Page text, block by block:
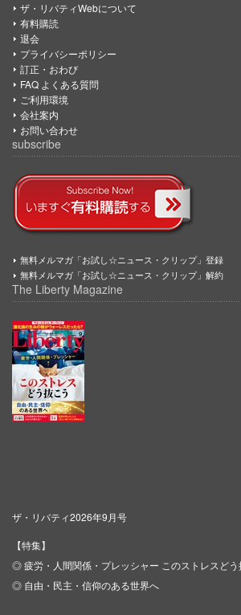
ザ・リバティWebについて
有料購読
退会
プライバシーポリシー
訂正・おわび
FAQ よくある質問
ご利用環境
会社案内
お問い合わせ
subscribe
無料メルマガ「お試し☆ニュース・クリップ」登録
無料メルマガ「お試し☆ニュース・クリップ」解約
The Liberty Magazine
ザ・リバティ2026年9月号
【特集】
◎ 疲労・人間関係・プレッシャー このストレスどう
◎ 自由・民主・信仰のある世界へ